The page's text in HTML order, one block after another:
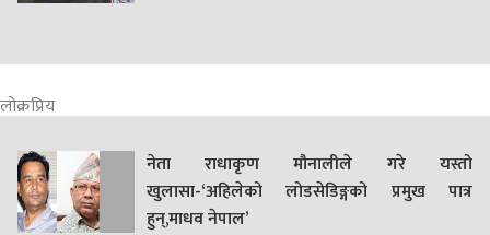
लोक्रप्रिय
नेता राधाकृण मौनालीले गरे यस्तो
खुलासा-‘अहिलेको लोडसेडिङ्गको प्रमुख पात्र
हुन्,माधव नेपाल’